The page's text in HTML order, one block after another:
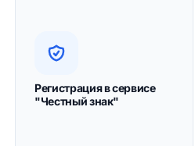
Регистрация в сервисе
"Честный знак"
осуществляется через
Обязательна
регистрация всем